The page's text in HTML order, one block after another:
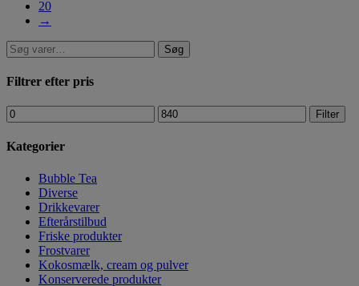
20
→
Søg
Filtrer efter pris
Filter
Kategorier
Bubble Tea
Diverse
Drikkevarer
Efterårstilbud
Friske produkter
Frostvarer
Kokosmælk, cream og pulver
Konserverede produkter